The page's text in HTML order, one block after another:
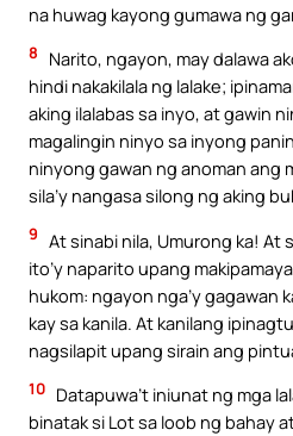
na huwag kayong gumawa ng
8
Narito, ngayon, may dalawa
hindi nakakilala ng lalake;
aking ilalabas sa inyo, at gawin
magalingin ninyo sa inyong
ninyong gawan ng anoman ang
sila’y nangasa silong ng aking
9 At sinabi nila, Umurong ka! At
ito’y naparito upang
hukom: ngayon nga’y gagawan
kay sa kanila. At kanilang
nagsilapit upang sirain ang
10 Datapuwa’t iniunat ng mga
binatak si Lot sa loob ng bahay